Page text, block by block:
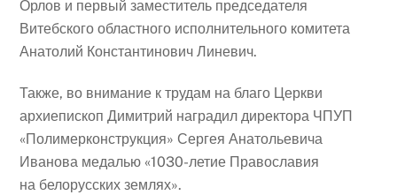
Орлов и первый заместитель председателя
Витебского областного исполнительного комитета
Анатолий Константинович Линевич.
Также, во внимание к трудам на благо Церкви
архиепископ Димитрий наградил директора ЧПУП
«Полимерконструкция» Сергея Анатольевича
Иванова медалью «1030-летие Православия
на белорусских землях».